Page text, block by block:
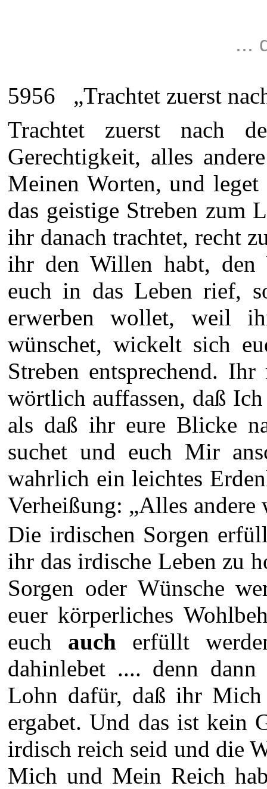
...
5956 „Trachtet zuerst
Trachtet zuerst nach
Gerechtigkeit, alles
Meinen Worten, und
das geistige Streben zum
ihr danach trachtet, recht
ihr den Willen habt, den
euch in das Leben rief,
erwerben wollet, weil
wünschet, wickelt sich
Streben entsprechend.
wörtlich auffassen, daß
als daß ihr eure Blicke
suchet und euch Mir
wahrlich ein leichtes
Verheißung: „Alles
Die irdischen Sorgen
ihr das irdische Leben zu
Sorgen oder Wünsche
euer körperliches
euch auch erfüllt
dahinlebet .... denn
Lohn dafür, daß ihr Mich
ergabet. Und das ist kein
irdisch reich seid und die
Mich und Mein Reich